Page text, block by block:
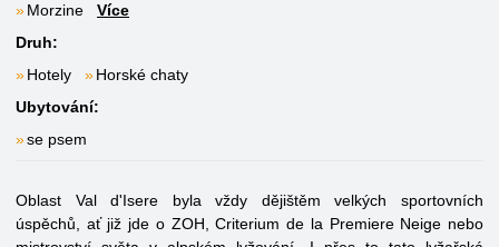
Morzine
Více
Druh:
Hotely
Horské chaty
Ubytování:
se psem
Oblast Val d'Isere byla vždy dějištěm velkých sportovních
úspěchů, ať již jde o ZOH, Criterium de la Premiere Neige nebo